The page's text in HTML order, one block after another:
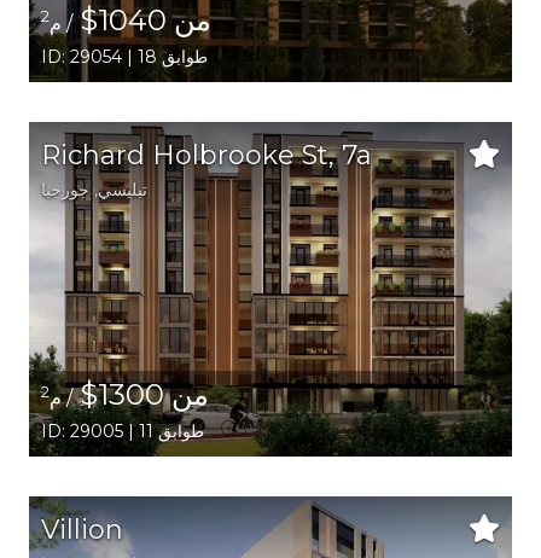
من 1040$ / م2
ID: 29054 | 18 طوابق
Richard Holbrooke St, 7a
تبليسي,جورجيا
من 1300$ / م2
ID: 29005 | 11 طوابق
Villion